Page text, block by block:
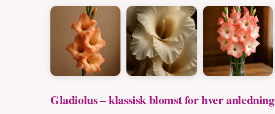
Gladiolus – klassisk blomst for hver anledning